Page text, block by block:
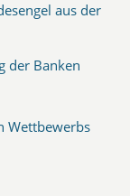
aus der
der Banken
Wettbewerbs